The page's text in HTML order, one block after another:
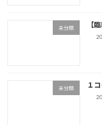
未分類 【
未分類 １